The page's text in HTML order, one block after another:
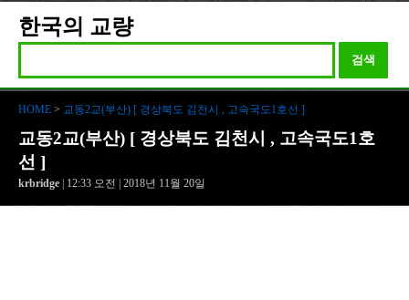
한국의 교량
검색
HOME > 교동2교(부산) [ 경상북도 김천시 , 고속국도1호선 ]
교동2교(부산) [ 경상북도 김천시 , 고속국도1호
선 ]
krbridge | 12:33 오전 | 2018년 11월 20일